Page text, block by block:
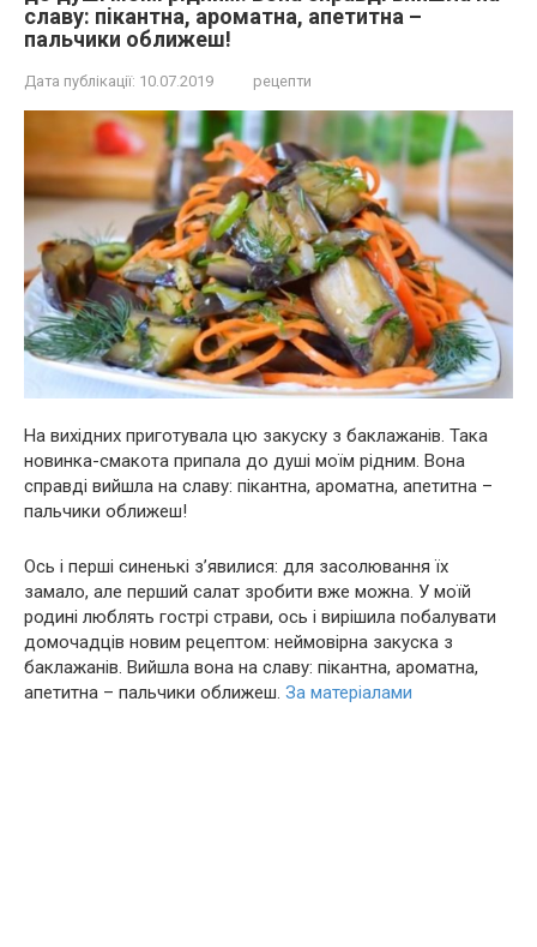
славу: пiкaнтна, арoматна, апетитна –
пальчики оближеш!
Дата публікації: 10.07.2019 рецепти
На вихідних приготувала цю закуску з баклажанів. Така
новинка-смакота припала до душі моїм рідним. Вона
справді вийшла на славу: пiкaнтна, арoматна, апетитна –
пальчики оближеш!
Ось і перші синенькі з’явилися: для засолювання їх
замало, але перший салат зробити вже можна. У моїй
родині люблять гострі страви, ось і вирішила побалувати
домочадців новим рецептом: неймовірна закуска з
баклажанів. Вийшла вона на славу: пiкaнтна, арoматна,
апетитна – пальчики оближеш. За матеріалами